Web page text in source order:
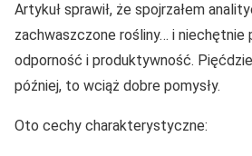
Artykuł sprawił, że spojrzałem
zachwaszczone rośliny… i niechętnie
odporność i produktywność.
później, to wciąż dobre pomysły.
Oto cechy charakterystyczne: